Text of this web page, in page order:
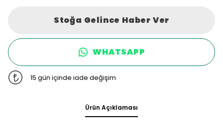
Stoğa Gelince Haber Ver
WHATSAPP
15 gün içinde iade değişim
Ürün Açıklaması